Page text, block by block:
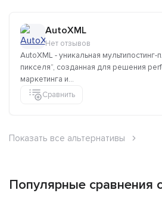
AutoXML
Нет отзывов
AutoXML - уникальная мультипостинг-
пикселя”, созданная для решения
маркетинга и...
Сравнить
Показать все альтернативы
Популярные сравнения